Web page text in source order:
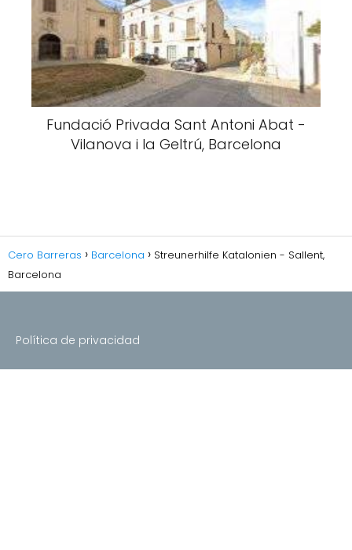
Fundació Privada Sant Antoni Abat -
Vilanova i la Geltrú, Barcelona
Cero Barreras Barcelona
Streunerhilfe Katalonien - Sallent,
Barcelona
Política de privacidad